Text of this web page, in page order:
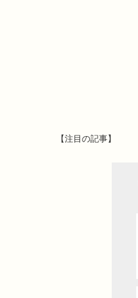
【注目の記事】